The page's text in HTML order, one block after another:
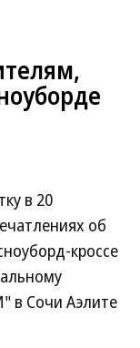
в 20
об
кроссе
в Сочи Аэлите